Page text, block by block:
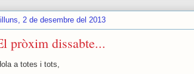
2 de desembre del 2013
pròxim dissabte...
a totes i tots,